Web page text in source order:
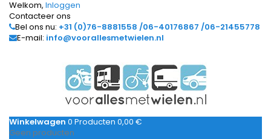
Welkom, Inloggen
Contacteer ons
Bel ons nu: +31 (0)76-8881558 /06-40176867 /06-21455778
E-mail: info@voorallesmetwielen.nl
Winkelwagen 0 Producten 0,00 €
Geen producten